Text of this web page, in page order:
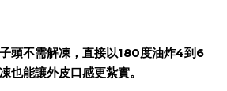
頭不需解凍，直接以180度油炸4到6
也能讓外皮口感更紮實。